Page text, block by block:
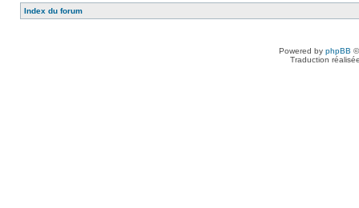
Index du forum
Powered by phpBB
Traduction